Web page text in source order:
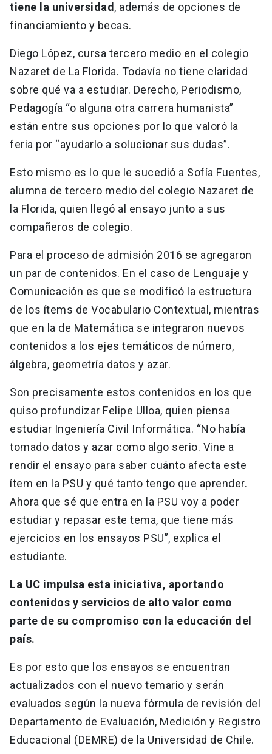
tiene la universidad , además de opciones de
financiamiento y becas.
Diego López, cursa tercero medio en el colegio
Nazaret de La Florida. Todavía no tiene claridad
sobre qué va a estudiar. Derecho, Periodismo,
Pedagogía “o alguna otra carrera humanista”
están entre sus opciones por lo que valoró la
feria por “ayudarlo a solucionar sus dudas”.
Esto mismo es lo que le sucedió a Sofía Fuentes,
alumna de tercero medio del colegio Nazaret de
la Florida, quien llegó al ensayo junto a sus
compañeros de colegio.
Para el proceso de admisión 2016 se agregaron
un par de contenidos. En el caso de Lenguaje y
Comunicación es que se modificó la estructura
de los ítems de Vocabulario Contextual, mientras
que en la de Matemática se integraron nuevos
contenidos a los ejes temáticos de número,
álgebra, geometría datos y azar.
Son precisamente estos contenidos en los que
quiso profundizar Felipe Ulloa, quien piensa
estudiar Ingeniería Civil Informática. “No había
tomado datos y azar como algo serio. Vine a
rendir el ensayo para saber cuánto afecta este
ítem en la PSU y qué tanto tengo que aprender.
Ahora que sé que entra en la PSU voy a poder
estudiar y repasar este tema, que tiene más
ejercicios en los ensayos PSU”, explica el
estudiante.
La UC impulsa esta iniciativa, aportando
contenidos y servicios de alto valor como
parte de su compromiso con la educación del
país.
Es por esto que los ensayos se encuentran
actualizados con el nuevo temario y serán
evaluados según la nueva fórmula de revisión del
Departamento de Evaluación, Medición y Registro
Educacional (DEMRE) de la Universidad de Chile.